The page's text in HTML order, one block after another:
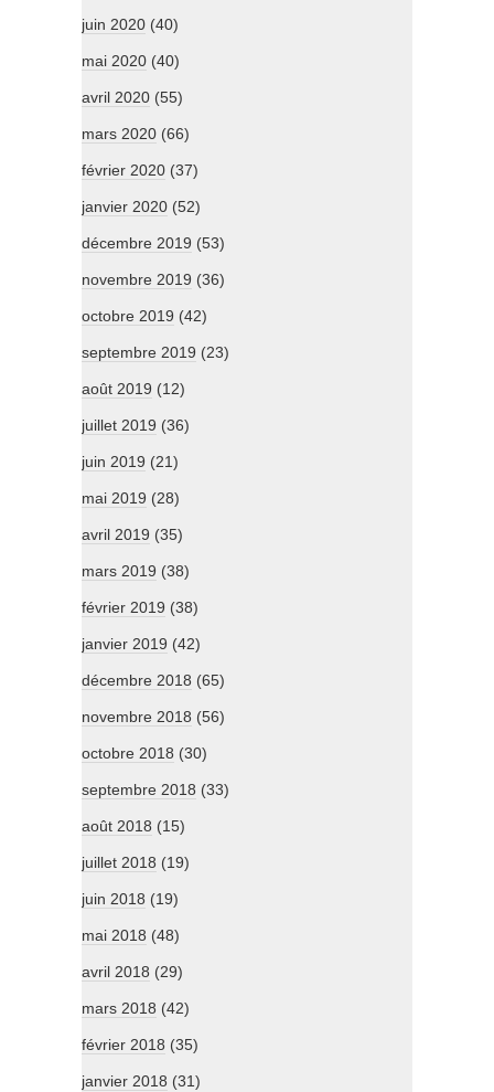
juin 2020 (40)
mai 2020 (40)
avril 2020 (55)
mars 2020 (66)
février 2020 (37)
janvier 2020 (52)
décembre 2019 (53)
novembre 2019 (36)
octobre 2019 (42)
septembre 2019 (23)
août 2019 (12)
juillet 2019 (36)
juin 2019 (21)
mai 2019 (28)
avril 2019 (35)
mars 2019 (38)
février 2019 (38)
janvier 2019 (42)
décembre 2018 (65)
novembre 2018 (56)
octobre 2018 (30)
septembre 2018 (33)
août 2018 (15)
juillet 2018 (19)
juin 2018 (19)
mai 2018 (48)
avril 2018 (29)
mars 2018 (42)
février 2018 (35)
janvier 2018 (31)